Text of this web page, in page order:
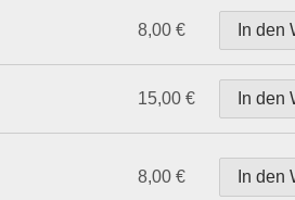
8,00 €
15,00 €
8,00 €